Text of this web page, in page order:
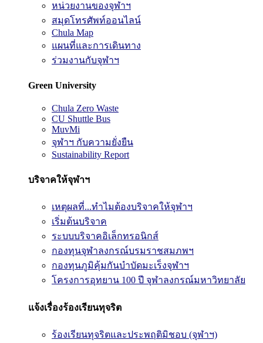
หน่วยงานของจุฬาฯ
สมุดโทรศัพท์ออนไลน์
Chula Map
แผนที่และการเดินทาง
ร่วมงานกับจุฬาฯ
Green University
Chula Zero Waste
CU Shuttle Bus
MuvMi
จุฬาฯ กับความยั่งยืน
Sustainability Report
บริจาคให้จุฬาฯ
เหตุผลที่...ทำไมต้องบริจาคให้จุฬาฯ
เริ่มต้นบริจาค
ระบบบริจาคอิเล็กทรอนิกส์
กองทุนจุฬาลงกรณ์บรมราชสมภพฯ
กองทุนภูมิคุ้มกันบำบัดมะเร็งจุฬาฯ
โครงการอุทยาน 100 ปี จุฬาลงกรณ์มหาวิทยาลัย
แจ้งเรื่องร้องเรียนทุจริต
ร้องเรียนทุจริตและประพฤติมิชอบ (จุฬาฯ)